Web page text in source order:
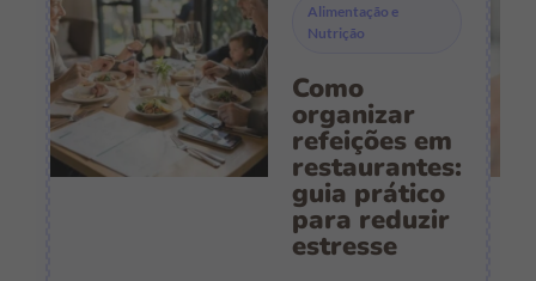
Alimentação e
Nutrição
Como
organizar
refeições em
restaurantes:
guia prático
para reduzir
estresse